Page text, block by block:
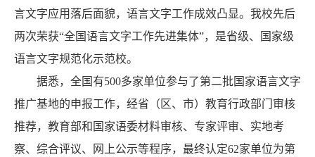
言文字应用落后面貌，语言文字工作成效凸显。我校先后
两次荣获“全国语言文字工作先进集体”，是省级、国家级
语言文字规范化示范校。
据悉，全国有500多家单位参与了第二批国家语言文字
推广基地的申报工作，经省（区、市）教育行政部门审核
推荐，教育部和国家语委材料审核、专家评审、实地考
察、综合评议、网上公示等程序，最终认定62家单位为第